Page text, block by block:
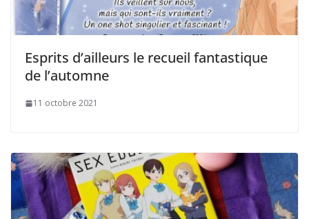
Esprits d’ailleurs le recueil fantastique
de l’automne
11 octobre 2021